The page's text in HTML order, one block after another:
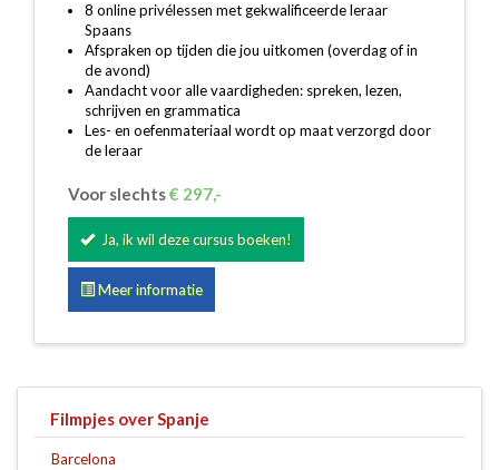
8 online privélessen met gekwalificeerde leraar
Spaans
Afspraken op tijden die jou uitkomen (overdag of in
de avond)
Aandacht voor alle vaardigheden: spreken, lezen,
schrijven en grammatica
Les- en oefenmateriaal wordt op maat verzorgd door
de leraar
Voor slechts€ 297,-
Ja, ik wil deze cursus boeken!
Meer informatie
Filmpjes over Spanje
Barcelona